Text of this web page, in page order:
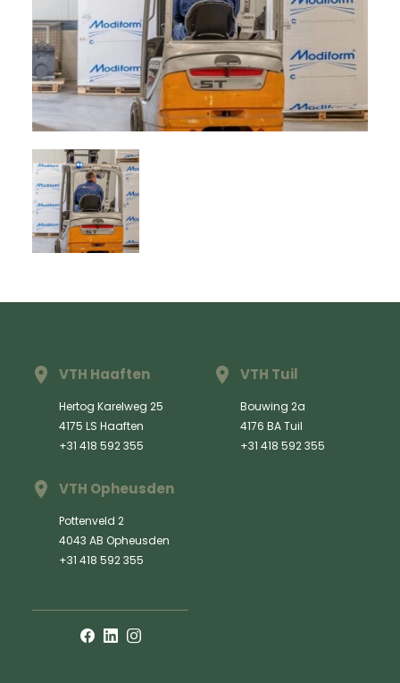
VTH Haaften
Hertog Karelweg 25
4175 LS Haaften
+31 418 592 355
VTH Tuil
Bouwing 2a
4176 BA Tuil
+31 418 592 355
VTH Opheusden
Pottenveld 2
4043 AB Opheusden
+31 418 592 355